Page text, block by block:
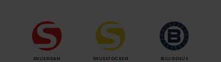
SNUSSIDAN SNUSSTOCKEN BILLIGSNUS